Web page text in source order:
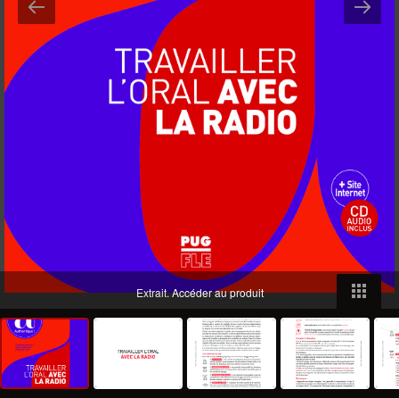
Extrait.Accéder au produit